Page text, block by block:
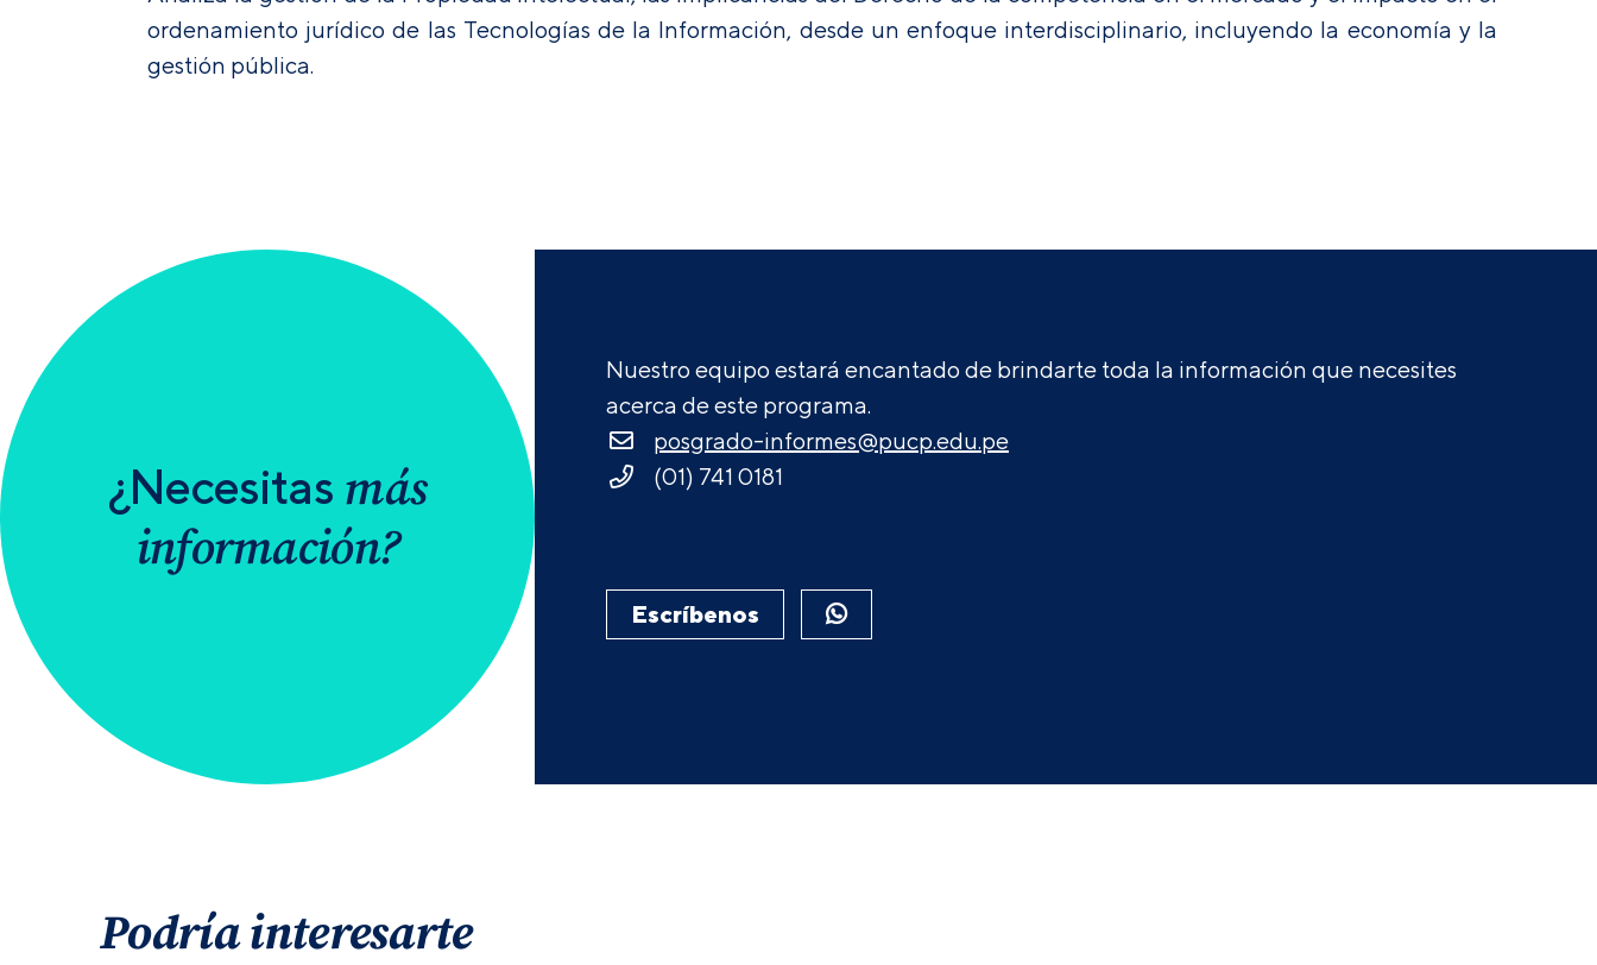
ordenamiento jurídico de las Tecnologías de la Información, desde un enfoque interdisciplinario, incluyendo la economía y la
gestión pública.
¿Necesitas más
información?
Nuestro equipo estará encantado de brindarte toda la información que necesites
acerca de este programa.
posgrado-informes@pucp.edu.pe
(01) 741 0181
Escríbenos
Podría interesarte